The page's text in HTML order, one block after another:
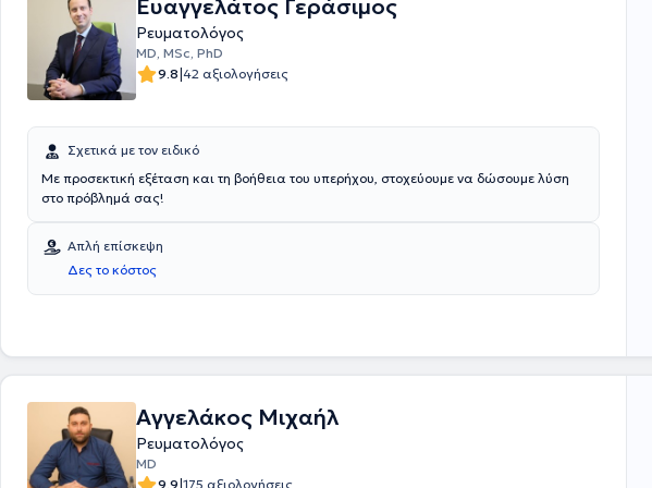
χρησιμοποιούνται μέσα τελευταίας τεχνολογίας, όπως shockwave, Hiro-laser,
Biofeedback, Tens, Διαθερμία, Μαγνητικά πεδία και υπέρηχοι. Τέλος, ο γιατρός
είναι μέλος πολλών ελληνικών συλλόγων και επιστημονικών εταιρειών, ενώ
φροντίζει να παρακολουθεί σεμινάρια και συνέδρια με στόχο τη διαρκή ενημέρωση
και κατάρτιση στον κλάδο του.
Ευαγγελάτος Γεράσιμος
Ρευματολόγος
MD, MSc, PhD
9.8|42 αξιολογήσεις
Σχετικά με τον ειδικό
Με προσεκτική εξέταση και τη βοήθεια του υπερήχου, στοχεύουμε να δώσουμε λύση
στο πρόβλημά σας!
Απλή επίσκεψη
Δες το κόστος
Αγγελάκος Μιχαήλ
Ρευματολόγος
MD
9.9 175 αξιολογήσεις